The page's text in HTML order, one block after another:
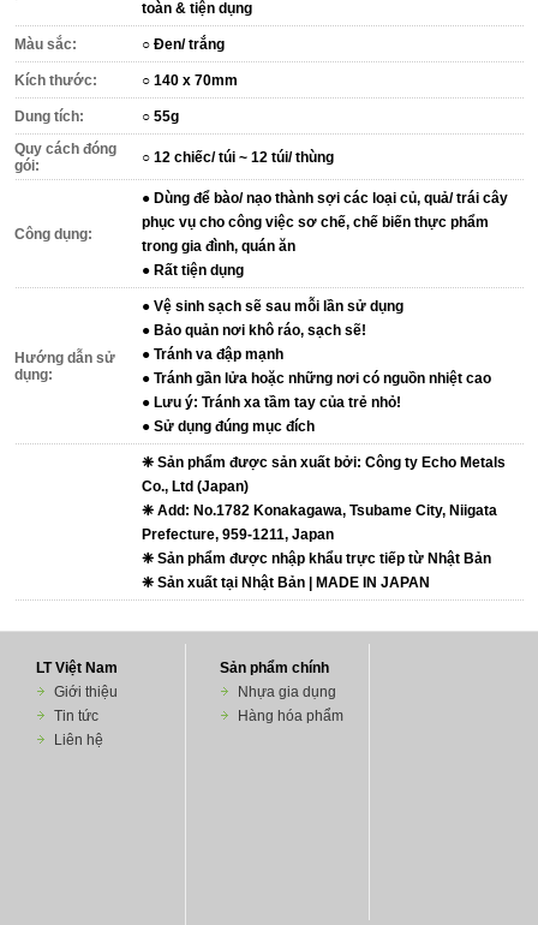
toàn & tiện dụng
Màu sắc: ○ Đen/ trắng
Kích thước: ○ 140 x 70mm
Dung tích:
○ 55g
Quy cách đóng
gói:
○ 12 chiếc/ túi ~ 12 túi/ thùng
Công dụng:
● Dùng để bào/ nạo thành sợi các loại củ, quả/ trái cây
phục vụ cho công việc sơ chế, chế biến thực phẩm
trong gia đình, quán ăn
● Rất tiện dụng
Hướng dẫn sử
dụng:
● Vệ sinh sạch sẽ sau mỗi lần sử dụng
● Bảo quản nơi khô ráo, sạch sẽ!
● Tránh va đập mạnh
● Tránh gần lửa hoặc những nơi có nguồn nhiệt cao
● Lưu ý: Tránh xa tầm tay của trẻ nhỏ!
● Sử dụng đúng mục đích
❈ Sản phẩm được sản xuất bởi: Công ty Echo Metals
Co., Ltd (Japan)
❈ Add: No.1782 Konakagawa, Tsubame City, Niigata
Prefecture, 959-1211, Japan
❈ Sản phẩm được nhập khẩu trực tiếp từ Nhật Bản
❈ Sản xuất tại Nhật Bản | MADE IN JAPAN
LT Việt Nam
Giới thiệu
Tin tức
Liên hệ
Sản phẩm chính
Nhựa gia dụng
Hàng hóa phẩm